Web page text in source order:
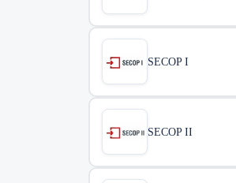
SECOP I
SECOP II